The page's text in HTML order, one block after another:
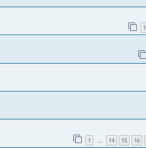
1
1 … 14 15 16